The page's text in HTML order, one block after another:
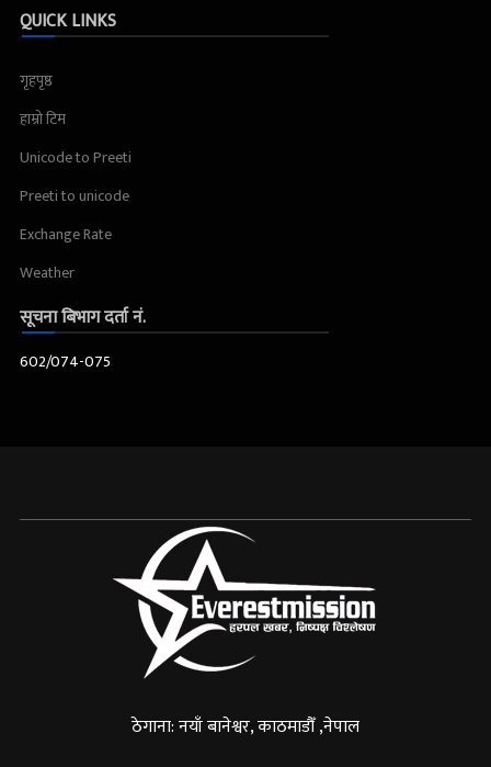
QUICK LINKS
गृहपृष्ठ
हाम्रो टिम
Unicode to Preeti
Preeti to unicode
Exchange Rate
Weather
सूचना बिभाग दर्ता नं.
602/074-075
ठेगाना: नयाँ बानेश्वर, काठमाडौँ ,नेपाल